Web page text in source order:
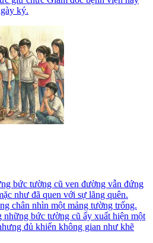
ký.
bức tường cũ ven đường vẫn đứng
như đã quen với sự lãng quên.
chân nhìn một mảng tường trống.
những bức tường cũ ấy xuất hiện một
đủ khiến không gian như khẽ